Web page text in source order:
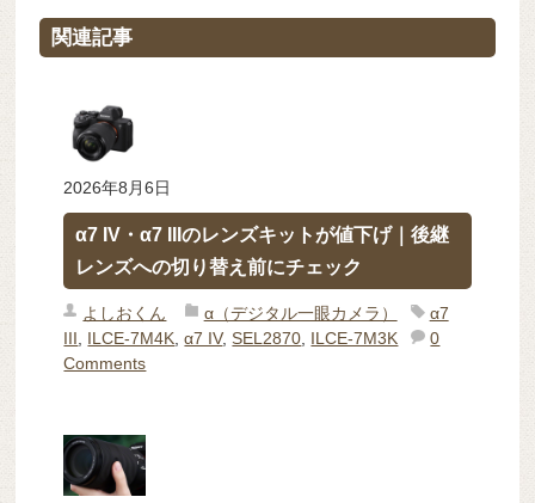
関連記事
2026年8月6日
α7 IV・α7 IIIのレンズキットが値下げ｜後継
レンズへの切り替え前にチェック
よしおくん α（デジタル一眼カメラ）
α7
III
ILCE-7M4K ,α7 IV,SEL2870 ILCE-7M3K
0
Comments